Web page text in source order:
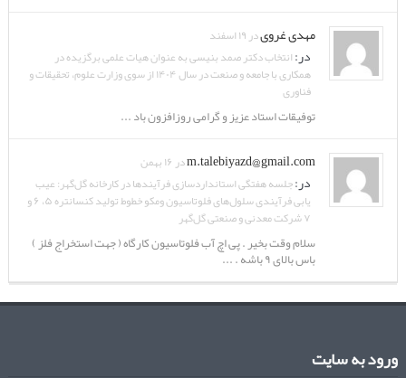
مهدی غرویدر ۱۹ اسفند
در:انتخاب دکتر صمد بنیسی به عنوان هیات علمی برگزیده در
همکاری با جامعه و صنعت در سال ۱۴۰۴ از سوی وزارت علوم، تحقیقات و
فناوری
توفیقات استاد عزیز و گرامی روزافزون باد ...
m.talebiyazd@gmail.comدر ۱۶ بهمن
در:جلسه هفتگی استانداردسازی فرآیندها در کارخانه گل‌گهر: عیب
یابی فرآیندی سلول‌های فلوتاسیون ومکو خطوط تولید کنسانتره ۵، ۶ و
۷ شرکت معدنی و صنعتی گل‌گهر
سلام وقت بخیر . پی اچ آب فلوتاسیون کارگاه ( جهت استخراج فلز )
باس بالای ۹ باشه . ...
ورود به سایت